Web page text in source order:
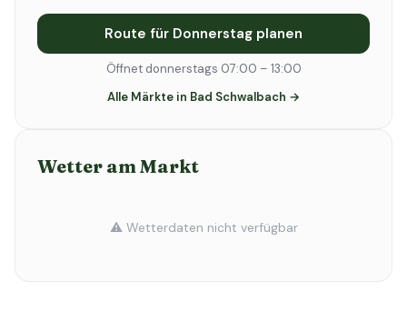
Route für Donnerstag planen
Öffnet donnerstags 07:00 – 13:00
Alle Märkte in Bad Schwalbach →
Wetter am Markt
⚠️ Wetterdaten nicht verfügbar